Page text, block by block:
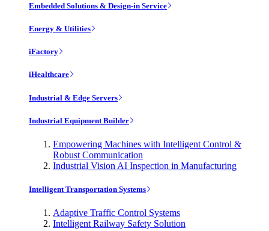
Embedded Solutions & Design-in Service
Energy & Utilities
iFactory
iHealthcare
Industrial & Edge Servers
Industrial Equipment Builder
Empowering Machines with Intelligent Control &
Robust Communication
Industrial Vision AI Inspection in Manufacturing
Intelligent Transportation Systems
Adaptive Traffic Control Systems
Intelligent Railway Safety Solution